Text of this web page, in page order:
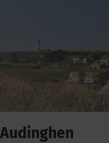
Audinghen